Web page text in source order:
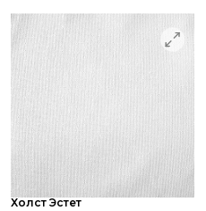
Холст Эстет